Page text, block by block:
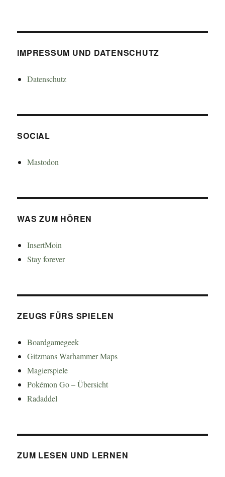
IMPRESSUM UND DATENSCHUTZ
Datenschutz
SOCIAL
Mastodon
WAS ZUM HÖREN
InsertMoin
Stay forever
ZEUGS FÜRS SPIELEN
Boardgamegeek
Gitzmans Warhammer Maps
Magierspiele
Pokémon Go – Übersicht
Radaddel
ZUM LESEN UND LERNEN